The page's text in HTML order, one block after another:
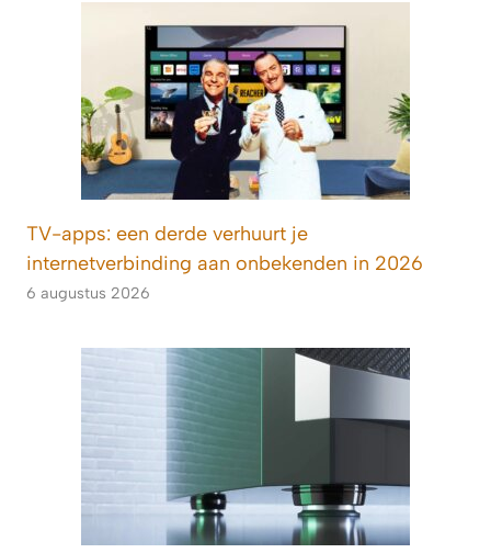
TV-apps: een derde verhuurt je
internetverbinding aan onbekenden in 2026
6 augustus 2026